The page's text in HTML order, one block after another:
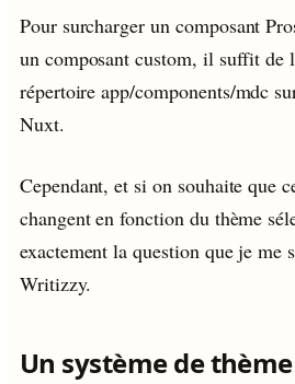
Pour surcharger un composant
un composant custom, il suffit de
répertoire app/components/mdc
Nuxt.
Cependant, et si on souhaite que
changent en fonction du thème
exactement la question que je me
Writizzy.
Un système de